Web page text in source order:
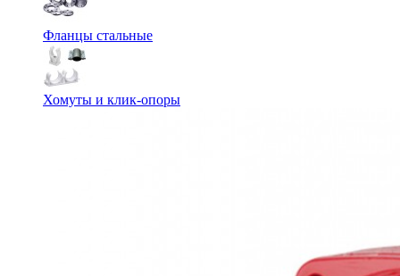
Фланцы стальные
Хомуты и клик-опоры